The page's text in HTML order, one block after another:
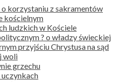
korzystaniu z sakramentów
kościelnym
ludzkich w Kościele
? o władzy świeckiej
przyjściu Chrystusa na sąd
woli
grzechu